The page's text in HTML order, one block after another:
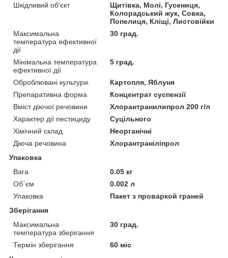
Шкідливий об'єкт
Щитівка, Молі, Гусениця,
Колорадський жук, Совка,
Попелиця, Кліщі, Листовійки
Максимальна
температура ефективної
дії
30 град.
Мінімальна температура
ефективної дії
5 град.
Оброблювані культури.
Картопля, Яблуня
Препаративна форма
Концентрат суспензії
Вміст діючої речовини
Хлорантранилипрол 200 г/л
Характер дії пестициду
Суцільного
Хімічний склад
Неорганічні
Діюча речовина
Хлорантраніліпрол
Упаковка
Вага
0.05 кг
Об`єм
0.002 л
Упаковка
Пакет з проваркой граней
Зберігання
Максимальна
температура зберігання
30 град.
Термін зберігання
60 міс